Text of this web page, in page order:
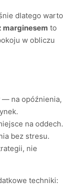
dlatego warto
marginesem to
w obliczu
— na opóźnienia,
na oddech.
bez stresu.
nie
techniki: